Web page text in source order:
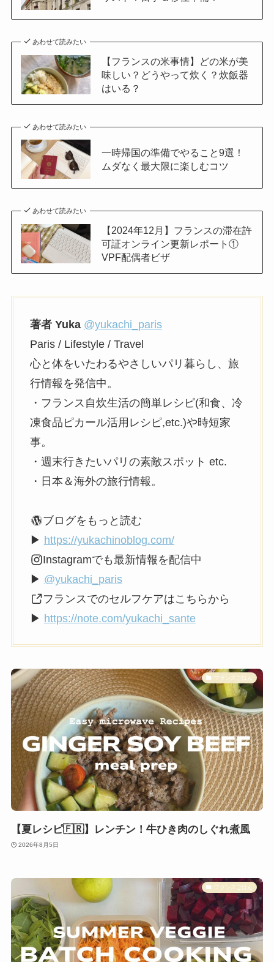
あわせて読みたい
【フランスの米事情】どの米が美
味しい？どうやって炊く？炊飯器
はいる？
あわせて読みたい
一時帰国の準備でやること9選！
ムダなく最大限に楽しむコツ
あわせて読みたい
【2024年12月】フランスの滞在許
可証オンライン更新レポート①
VPF配偶者ビザ
著者 Yuka @yukachi_paris
Paris / Lifestyle / Travel
心と体をいたわるやさしいパリ暮らし、旅
行情報を発信中。
・フランス自炊生活の簡単レシピ(和食、冷
凍食品ピカール活用レシピ,etc.)や時短家
事。
・週末行きたいパリの素敵スポット etc.
・日本＆海外の旅行情報。
ブログをもっと読む
▶ https://yukachinoblog.com/
Instagramでも最新情報を配信中
▶ @yukachi_paris
フランスでのセルフケアはこちらから
▶ https://note.com/yukachi_sante
フランスごはん
【夏レシピ🇫🇷】レンチン！牛ひき肉のしぐれ煮風
2026年8月5日
フランスごはん